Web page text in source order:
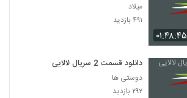
۰۱:۴۸:۴۵
میلاد
۴۹۱ بازدید
دانلود قسمت 2 سریال لالایی
دوستی ها
۲۹۲ بازدید